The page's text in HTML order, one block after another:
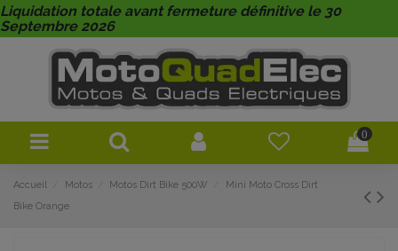
Liquidation totale avant fermeture définitive le 30
Septembre 2026
0
Accueil Motos Motos Dirt Bike 500W
Mini Moto Cross Dirt
Bike Orange